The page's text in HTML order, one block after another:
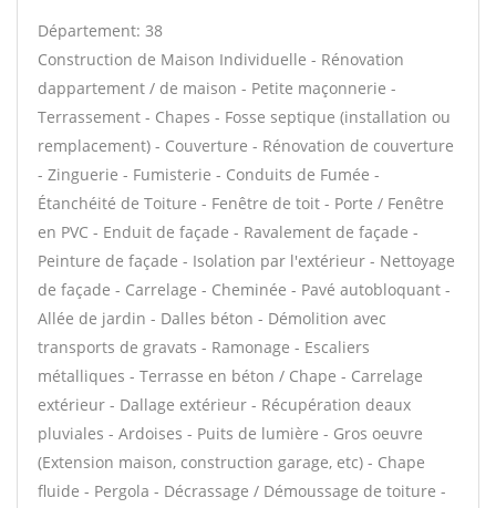
Département: 38
Construction de Maison Individuelle - Rénovation
dappartement / de maison - Petite maçonnerie -
Terrassement - Chapes - Fosse septique (installation ou
remplacement) - Couverture - Rénovation de couverture
- Zinguerie - Fumisterie - Conduits de Fumée -
Étanchéité de Toiture - Fenêtre de toit - Porte / Fenêtre
en PVC - Enduit de façade - Ravalement de façade -
Peinture de façade - Isolation par l'extérieur - Nettoyage
de façade - Carrelage - Cheminée - Pavé autobloquant -
Allée de jardin - Dalles béton - Démolition avec
transports de gravats - Ramonage - Escaliers
métalliques - Terrasse en béton / Chape - Carrelage
extérieur - Dallage extérieur - Récupération deaux
pluviales - Ardoises - Puits de lumière - Gros oeuvre
(Extension maison, construction garage, etc) - Chape
fluide - Pergola - Décrassage / Démoussage de toiture -